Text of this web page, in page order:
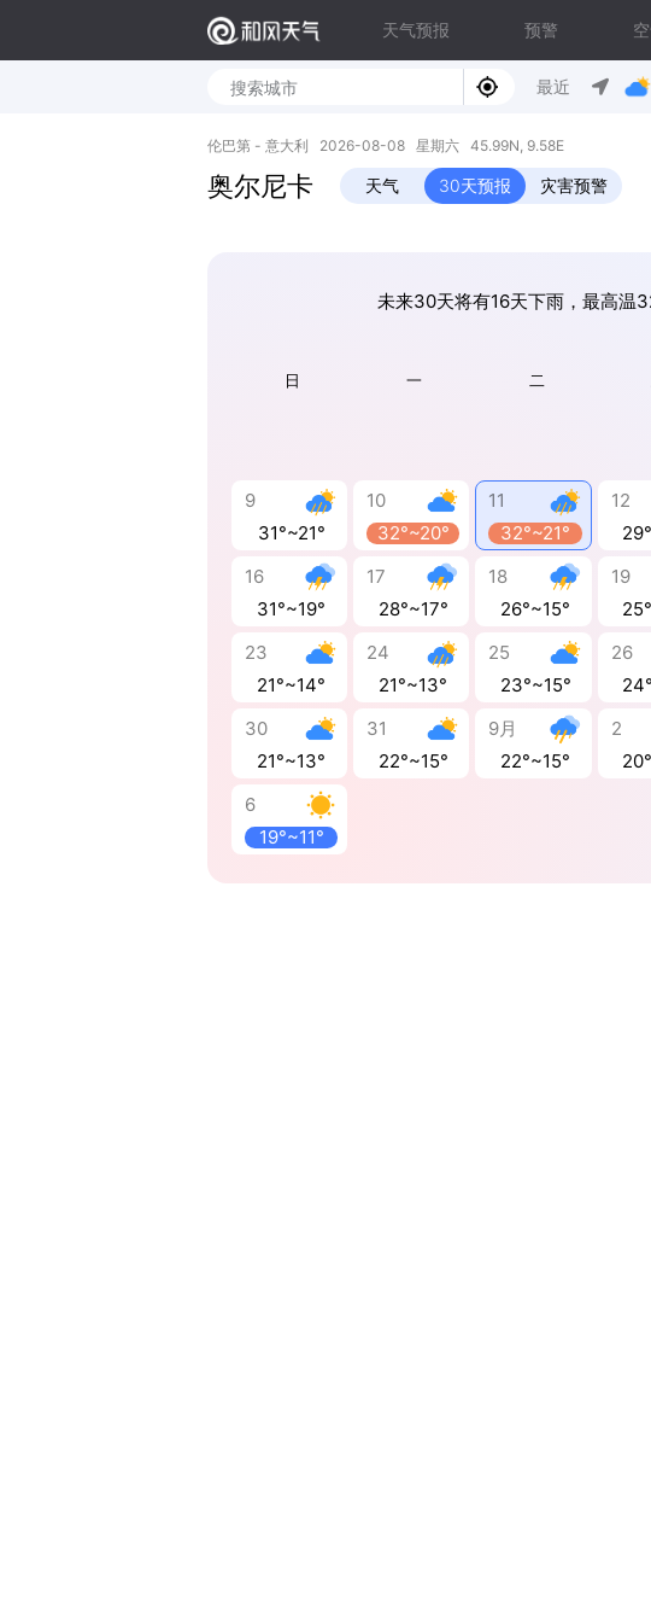
天气预报 预警
最近
伦巴第 - 意大利 2026-08-08 星期六 45.99N, 9.58E
奥尔尼卡 天气 30天预报 灾害预警
未来30天将有16天下雨，最高温
日 一 二
9
31°~21°
10
32°~20°
11
32°~21°
12
16
31°~19°
17
28°~17°
18
26°~15°
19
23
21°~14°
24
21°~13°
25
23°~15°
26
30
21°~13°
31
22°~15°
9月
22°~15°
2
6
19°~11°